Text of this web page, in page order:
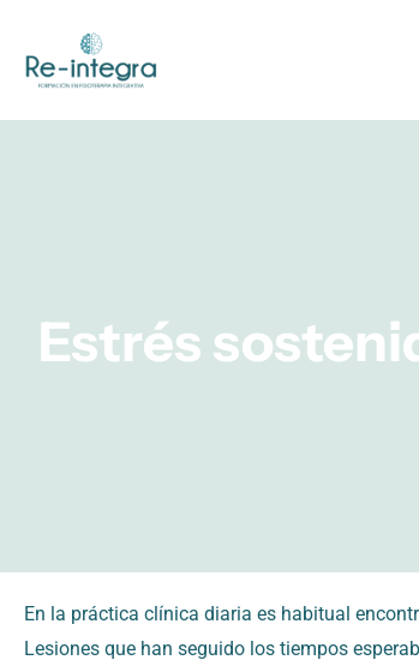
contenido
Estrés
En la práctica clínica diaria es habitual
Lesiones que han seguido los tiempos